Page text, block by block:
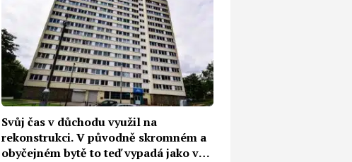
Svůj čas v důchodu využil na
rekonstrukci. V původně skromném a
obyčejném bytě to teď vypadá jako v